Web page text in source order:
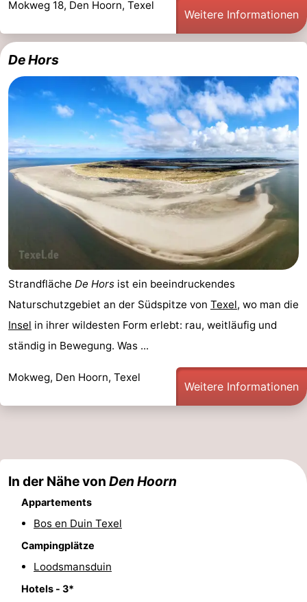
Mokweg 18, Den Hoorn, Texel
Weitere Informationen
De Hors
Strandfläche De Hors ist ein beeindruckendes
Naturschutzgebiet an der Südspitze von Texel, wo man die
Insel in ihrer wildesten Form erlebt: rau, weitläufig und
ständig in Bewegung. Was ...
Mokweg, Den Hoorn, Texel
Weitere Informationen
In der Nähe von Den Hoorn
Appartements
Bos en Duin Texel
Campingplätze
Loodsmansduin
Hotels - 3*